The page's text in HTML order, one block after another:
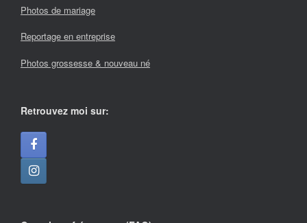
Photos de mariage
Reportage en entreprise
Photos grossesse & nouveau né
Retrouvez moi sur: